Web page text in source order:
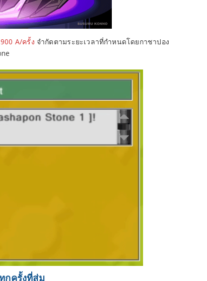
A/ครั้ง จำกัดตามระยะเวลาที่กำหนดโดยกาชาปอง
กครั้งที่สุ่ม